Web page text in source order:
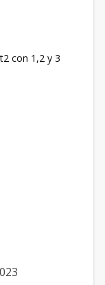
con 1,2 y 3